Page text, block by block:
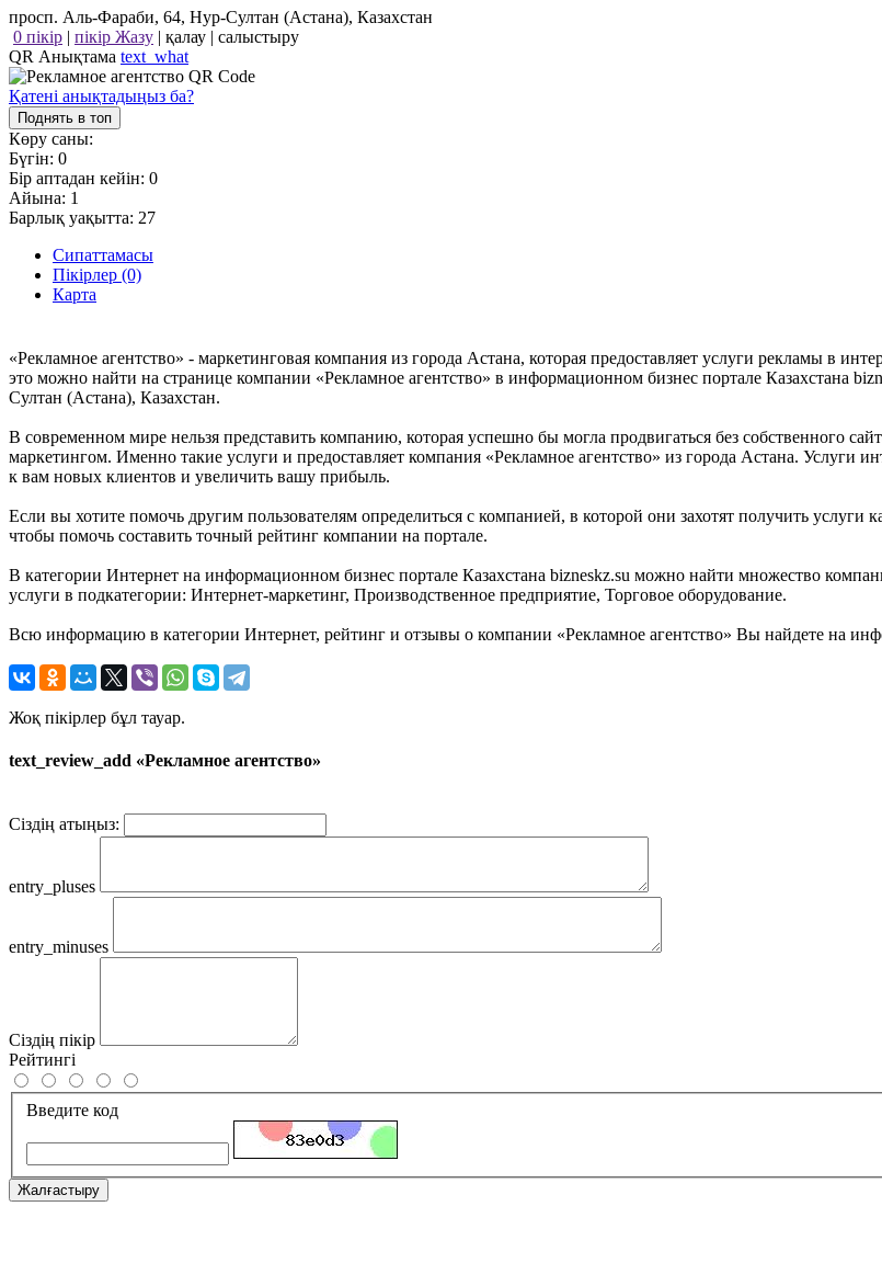
просп. Аль-Фараби, 64, Нур-Султан (Астана), Казахстан
0 пікір | пікір Жазу | қалау | салыстыру
QR Анықтама text_what
Қатені анықтадыңыз ба?
Поднять в топ
Көру саны:
Бүгін: 0
Бір аптадан кейін: 0
Айына: 1
Барлық уақытта: 27
Сипаттамасы
Пікірлер (0)
Карта
«Рекламное агентство» - маркетинговая компания из города Астана, которая предоставляет услуги рекламы в
это можно найти на странице компании «Рекламное агентство» в информационном бизнес портале Казахстана
Султан (Астана), Казахстан.
В современном мире нельзя представить компанию, которая успешно бы могла продвигаться без собственного
маркетингом. Именно такие услуги и предоставляет компания «Рекламное агентство» из города Астана. Услуги
к вам новых клиентов и увеличить вашу прибыль.
Если вы хотите помочь другим пользователям определиться с компанией, в которой они захотят получить услуги
чтобы помочь составить точный рейтинг компании на портале.
В категории Интернет на информационном бизнес портале Казахстана bizneskz.su можно найти множество
услуги в подкатегории: Интернет-маркетинг, Производственное предприятие, Торговое оборудование.
Всю информацию в категории Интернет, рейтинг и отзывы о компании «Рекламное агентство» Вы найдете на
Жоқ пікірлер бұл тауар.
text_review_add «Рекламное агентство»
Сіздің атыңыз:
entry_pluses
entry_minuses
Сіздің пікір
Рейтингі
Введите код
Жалғастыру